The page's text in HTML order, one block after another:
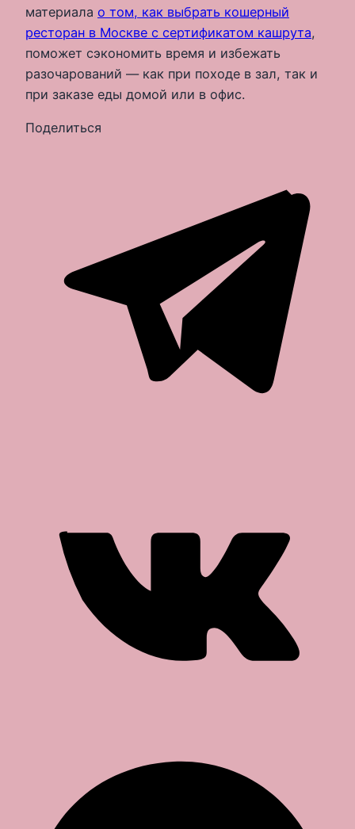
материала о том, как выбрать кошерный
ресторан в Москве с сертификатом кашрута,
поможет сэкономить время и избежать
разочарований — как при походе в зал, так и
при заказе еды домой или в офис.
Поделиться